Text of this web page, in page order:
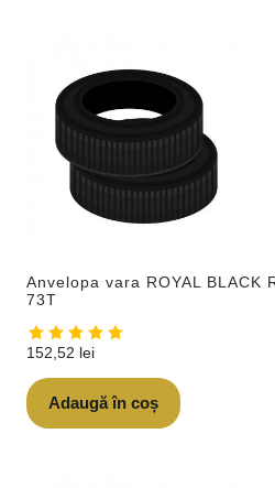
Anvelopa vara ROYAL BLACK
73T
152,52 lei
Adaugă în coș